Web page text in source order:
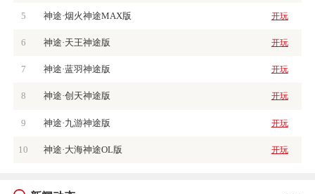
5 神途·烟火神途MAX版 开玩
6 神途·天王神途版 开玩
7 神途·蓝羽神途版 开玩
8 神途·创天神途版 开玩
9 神途·九游神途版 开玩
10 神途·大海神途OL版 开玩